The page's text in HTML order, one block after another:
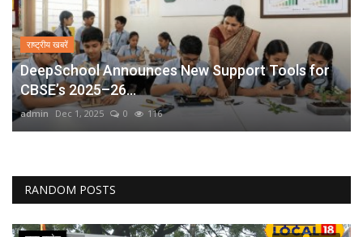
राष्ट्रीय खबरें
DeepSchool Announces New Support Tools for
CBSE’s 2025–26...
admin Dec 1, 2025 0 116
RANDOM POSTS